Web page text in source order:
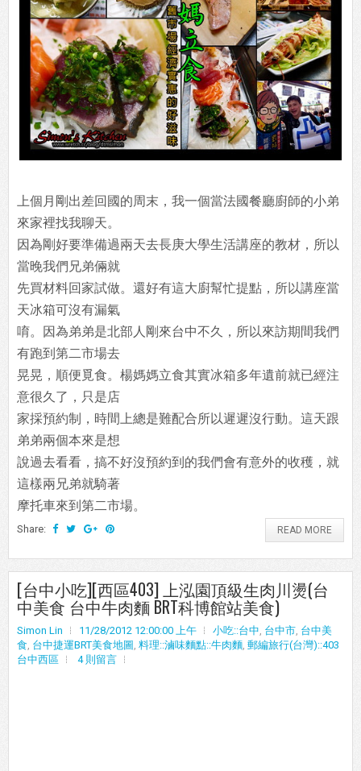
上個月剛出差回國的周末，我一個當法國餐廳廚師的小弟
來家裡找我聊天。
因為剛好要準備過兩天去長庚大學生活講座的教材，所以
當晚我們兄弟倆就
先買材料回家試做。還好有這大廚幫忙提點，所以講座當
天冰箱可沒有漏氣
唷。因為弟弟是北部人剛來台中不久，所以來訪期間我們
有跑到第二市場去
晃晃，順便覓食。楊媽媽立食其實冰箱多年遺前就已經注
意很久了，只是店
家採預約制，時間上總是難配合所以遲遲沒行動。這天跟
弟弟兩個本來是想
說過去看看，搞不好沒預約到的我們會有意外的收穫，就
這樣兩兄弟就騎著
摩托車來到第二市場。
Share: READ MORE
[台中小吃][西區403] 上泓園頂級生肉川燙(台
中美食 台中牛肉麵 BRT科博館站美食)
Simon Lin 11/28/2012 12:00:00 上午 小吃::台中 台中市 台中美
食 台中捷運BRT美食地圖 料理::滷味麵點::牛肉麵 郵編旅行(台灣)::403
台中西區
4 則留言